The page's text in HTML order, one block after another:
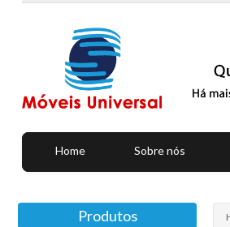
Home Sobre nós
Produtos